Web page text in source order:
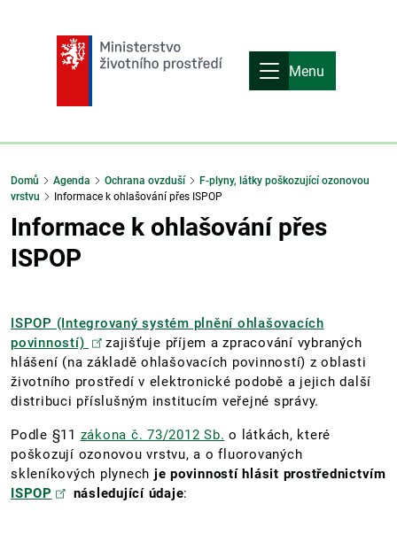
Menu
Domů Agenda Ochrana ovzduší
F-plyny, látky poškozující ozonovou
vrstvu
Informace k ohlašování přes ISPOP
Informace k ohlašování přes
ISPOP
ISPOP (Integrovaný systém plnění ohlašovacích
povinností)
zajišťuje příjem a zpracování vybraných
hlášení (na základě ohlašovacích povinností) z oblasti
životního prostředí v elektronické podobě a jejich další
distribuci příslušným institucím veřejné správy.
Podle §11 zákona č. 73/2012 Sb. o látkách, které
poškozují ozonovou vrstvu, a o fluorovaných
skleníkových plynech je povinností hlásit prostřednictvím
ISPOP
následující údaje: